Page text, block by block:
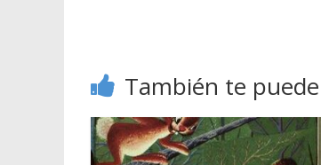
También te